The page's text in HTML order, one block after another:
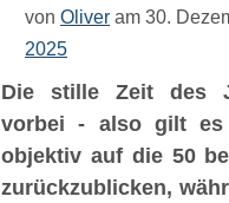
von Oliver am 30.
2025
Die stille Zeit des
vorbei - also gilt es
objektiv auf die 50
zurückzublicken,